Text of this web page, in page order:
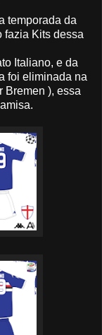
temporada da
fazia Kits dessa
Italiano, e da
foi eliminada na
Bremen ), essa